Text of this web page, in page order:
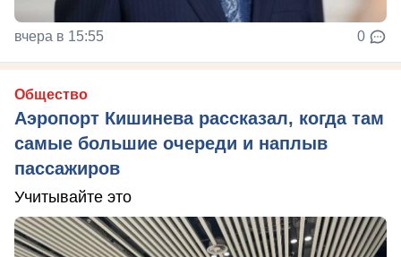
вчера в 15:55 0
Общество
Аэропорт Кишинева рассказал, когда там
самые большие очереди и наплыв
пассажиров
Учитывайте это